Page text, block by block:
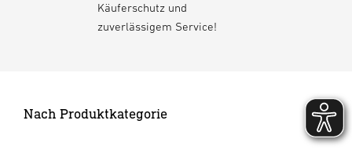
Käuferschutz und
zuverlässigem Service!
Nach Produktkategorie